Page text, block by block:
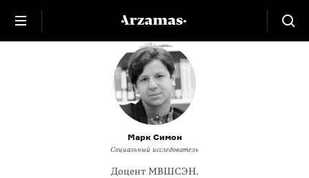
Марк Симон
Социальный исследователь
Доцент МВШСЭН.